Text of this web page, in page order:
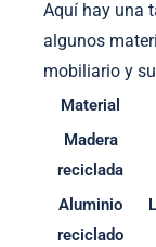
Aquí hay una
algunos
mobiliario y
Material
Madera
reciclada
Aluminio
reciclado